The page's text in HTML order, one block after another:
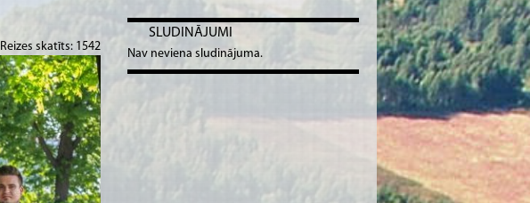
Reizes skatīts: 1542
SLUDINĀJUMI
Nav neviena sludinājuma.